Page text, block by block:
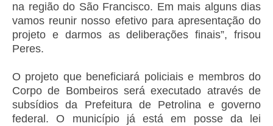
na região do São Francisco. Em mais alguns dias
vamos reunir nosso efetivo para apresentação do
projeto e darmos as deliberações finais”, frisou
Peres.
O projeto que beneficiará policiais e membros do
Corpo de Bombeiros será executado através de
subsídios da Prefeitura de Petrolina e governo
federal. O município já está em posse da lei